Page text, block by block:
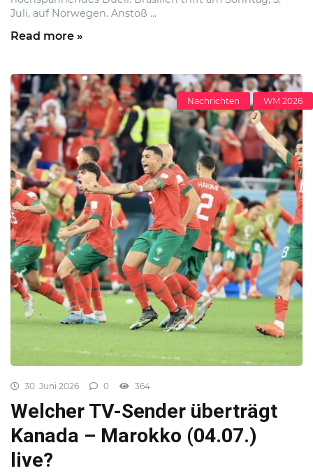
Juli, auf Norwegen. Anstoß ...
Read more »
Nachrichten WM 2026
30. Juni 2026 0 364
Welcher TV-Sender überträgt
Kanada – Marokko (04.07.)
live?